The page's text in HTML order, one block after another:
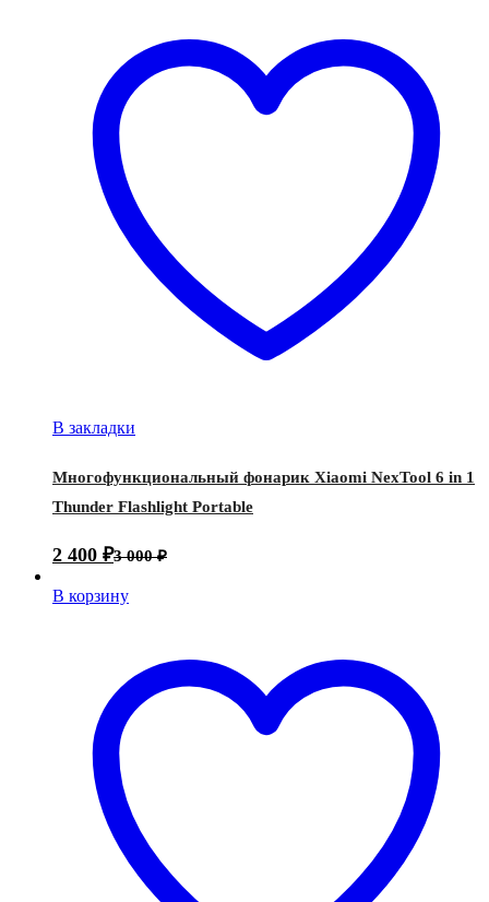
В закладки
Многофункциональный фонарик Xiaomi NexTool 6 in 1
Thunder Flashlight Portable
2 400 ₽3 000₽
В корзину